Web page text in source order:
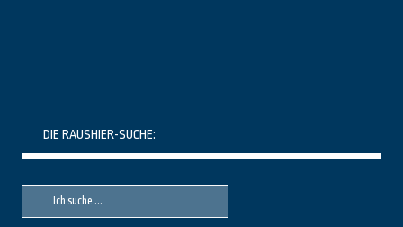
DIE RAUSHIER-SUCHE:
Suche
Suche